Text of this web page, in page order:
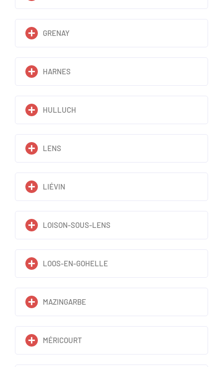
GRENAY
HARNES
HULLUCH
LENS
LIÉVIN
LOISON-SOUS-LENS
LOOS-EN-GOHELLE
MAZINGARBE
MÉRICOURT